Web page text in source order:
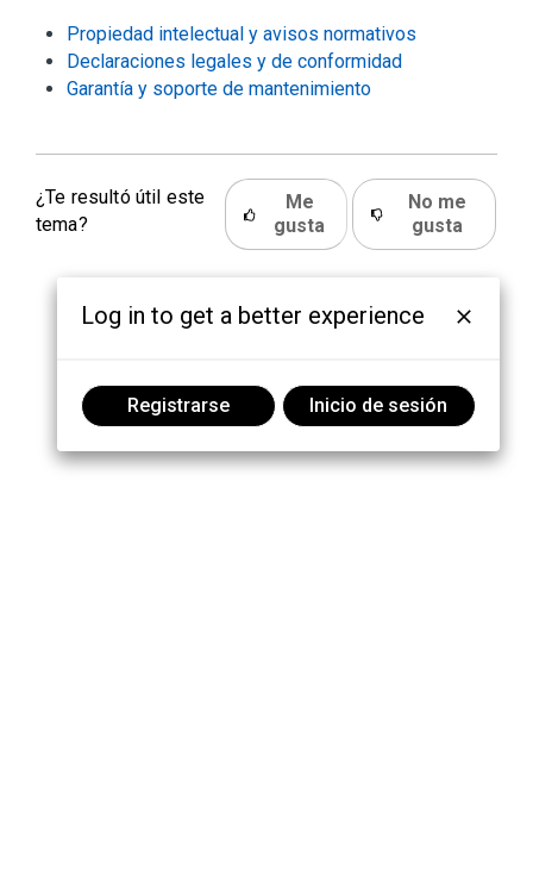
Propiedad intelectual y avisos normativos
Declaraciones legales y de conformidad
Garantía y soporte de mantenimiento
¿Te resultó útil este
tema?
Me
gusta
No me
gusta
Log in to get a better experience
Registrarse Inicio de sesión